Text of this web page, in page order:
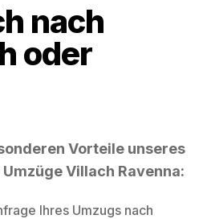
nach
oder
Vorteile unseres
Villach Ravenna:
Ihres Umzugs nach